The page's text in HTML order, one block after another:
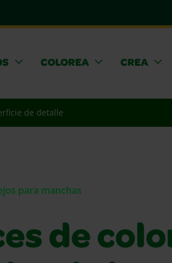
COLOREA CREA
de detalle
para manchas
de